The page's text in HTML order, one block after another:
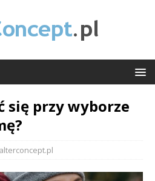
się przy wyborze
alterconcept.pl